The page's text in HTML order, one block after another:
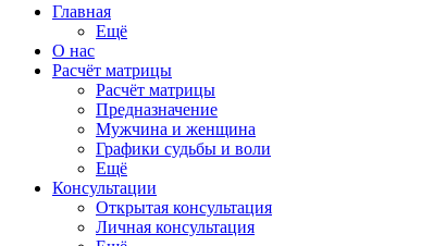
Главная
Ещё
О нас
Расчёт матрицы
Расчёт матрицы
Предназначение
Мужчина и женщина
Графики судьбы и воли
Ещё
Консультации
Открытая консультация
Личная консультация